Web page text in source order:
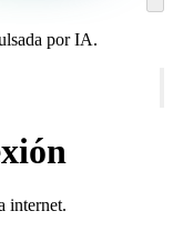
por IA.
internet.